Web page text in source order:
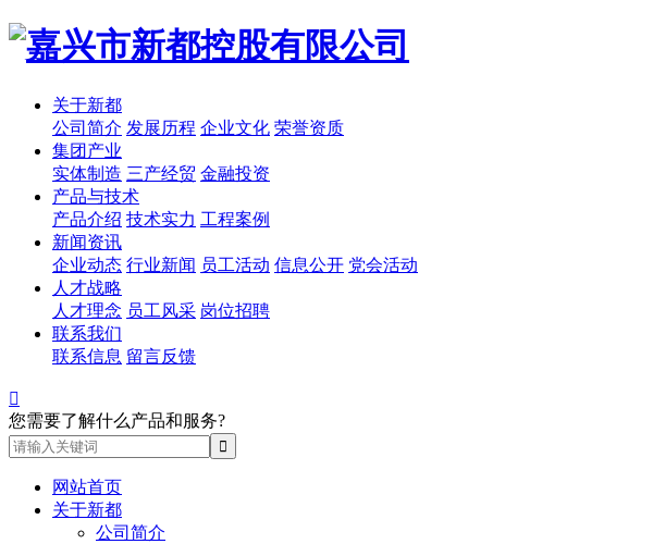
关于新都
公司简介 发展历程 企业文化 荣誉资质
集团产业
实体制造 三产经贸 金融投资
产品与技术
产品介绍 技术实力 工程案例
新闻资讯
企业动态 行业新闻 员工活动 信息公开 党会活动
人才战略
人才理念 员工风采 岗位招聘
联系我们
联系信息 留言反馈

您需要了解什么产品和服务?
网站首页
关于新都
公司简介